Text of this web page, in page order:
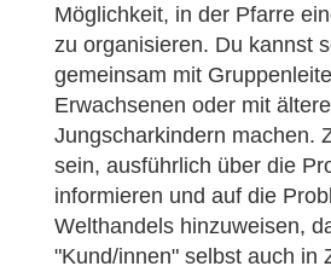
Möglichkeit, in der Pfarre
zu organisieren. Du kannst
gemeinsam mit
Erwachsenen oder mit
Jungscharkindern machen.
sein, ausführlich über die
informieren und auf die
Welthandels hinzuweisen,
"Kund/innen" selbst auch in